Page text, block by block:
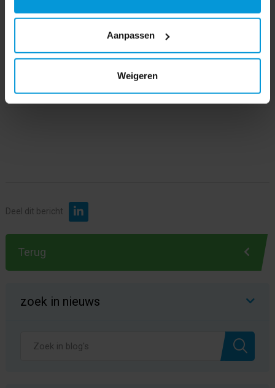
Aanpassen
Weigeren
zoek in nieuws
Lars Willems
Marketing & Communicatie